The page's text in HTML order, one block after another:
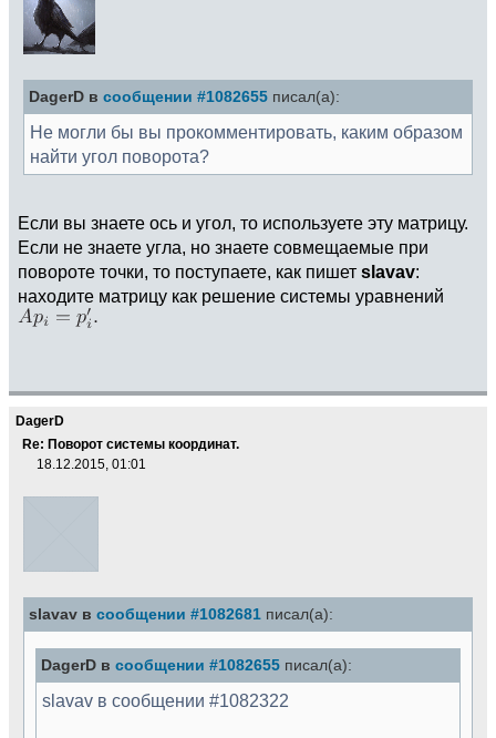
DagerD в сообщении #1082655 писал(а):
Не могли бы вы прокомментировать, каким образом
найти угол поворота?
Если вы знаете ось и угол, то используете эту матрицу.
Если не знаете угла, но знаете совмещаемые при
повороте точки, то поступаете, как пишет slavav:
находите матрицу как решение системы уравнений
DagerD
Re: Поворот системы координат.
18.12.2015, 01:01
slavav в сообщении #1082681 писал(а):
DagerD в сообщении #1082655 писал(а):
slavav в сообщении #1082322